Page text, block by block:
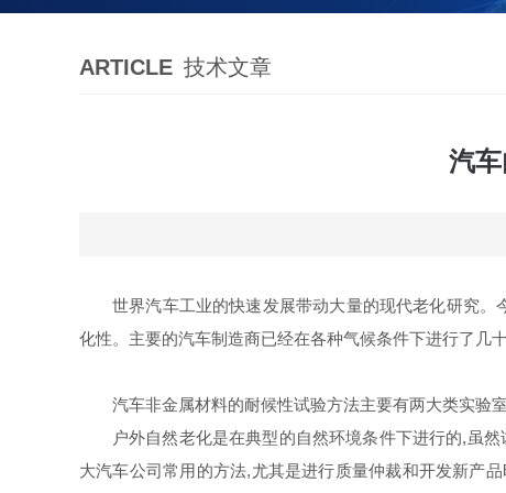
ARTICLE 技术文章
汽
世界汽车工业的快速发展带动大量的现代老化研究
化性。主要的汽车制造商已经在各种气候条件下进行了几
汽车非金属材料的耐候性试验方法主要有两大类实验
户外自然老化是在典型的自然环境条件下进行的,虽
大汽车公司常用的方法,尤其是进行质量仲裁和开发新产